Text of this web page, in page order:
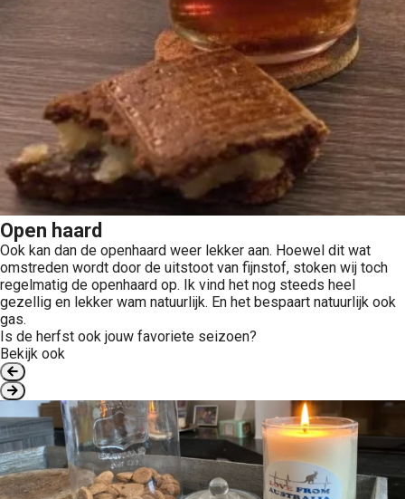
Open haard
Ook kan dan de openhaard weer lekker aan. Hoewel dit wat
omstreden wordt door de uitstoot van fijnstof, stoken wij toch
regelmatig de openhaard op. Ik vind het nog steeds heel
gezellig en lekker wam natuurlijk. En het bespaart natuurlijk ook
gas.
Is de herfst ook jouw favoriete seizoen?
Bekijk ook